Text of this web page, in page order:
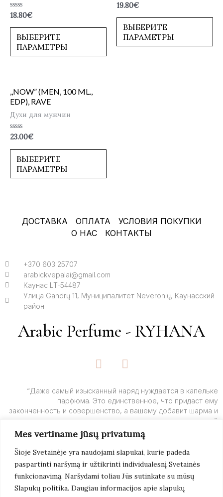
Mes vertiname jūsų privatumą
Šioje Svetainėje yra naudojami slapukai, kurie padeda
paspartinti naršymą ir užtikrinti individualesnį Svetainės
funkcionavimą. Naršydami toliau Jūs sutinkate su mūsų
Slapukų politika. Daugiau informacijos apie slapukų
Оценка
из
18.80€
ВЫБЕРИТЕ
ПАРАМЕТРЫ
Оценка
из
19.80€
ВЫБЕРИТЕ
ПАРАМЕТРЫ
,,NOW” (MEN, 100 ML.,
EDP), RAVE
Духи для мужчин
Оценка
из
23.00€
ВЫБЕРИТЕ
ПАРАМЕТРЫ
ДОСТАВКА ОПЛАТА
УСЛОВИЯ ПОКУПКИ
О НАС
КОНТАКТЫ
+370 603 25707
arabickvepalai@gmail.com
Каунас LT-54487
Улица Gandrų 11, Муниципалитет Neveronių, Каунасский
район
Arabic Perfume - RYHANA
F
a
e
b
o
o
k
-
f
I
n
t
a
g
r
a
m
“Даже самый изысканный наряд нуждается в капельке
парфюма. Это единственное, что придаст ему
законченность и совершенство, а вашему добавит шарма и
очарования”.
Подробнее